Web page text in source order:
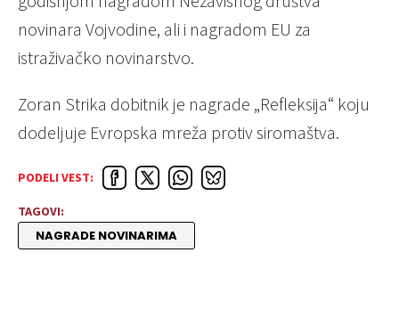
novinara Vojvodine, ali i nagradom EU za
istraživačko novinarstvo.
Zoran Strika dobitnik je nagrade „Refleksija“ koju
dodeljuje Evropska mreža protiv siromaštva.
PODELI VEST:
TAGOVI:
NAGRADE NOVINARIMA